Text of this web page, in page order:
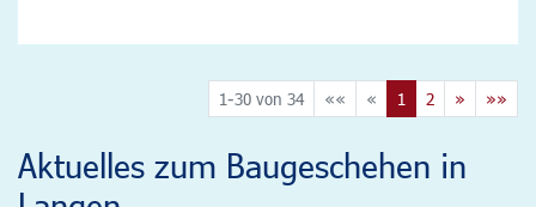
1-30 von 34 «« « 1 2 » »»
Aktuelles zum Baugeschehen in